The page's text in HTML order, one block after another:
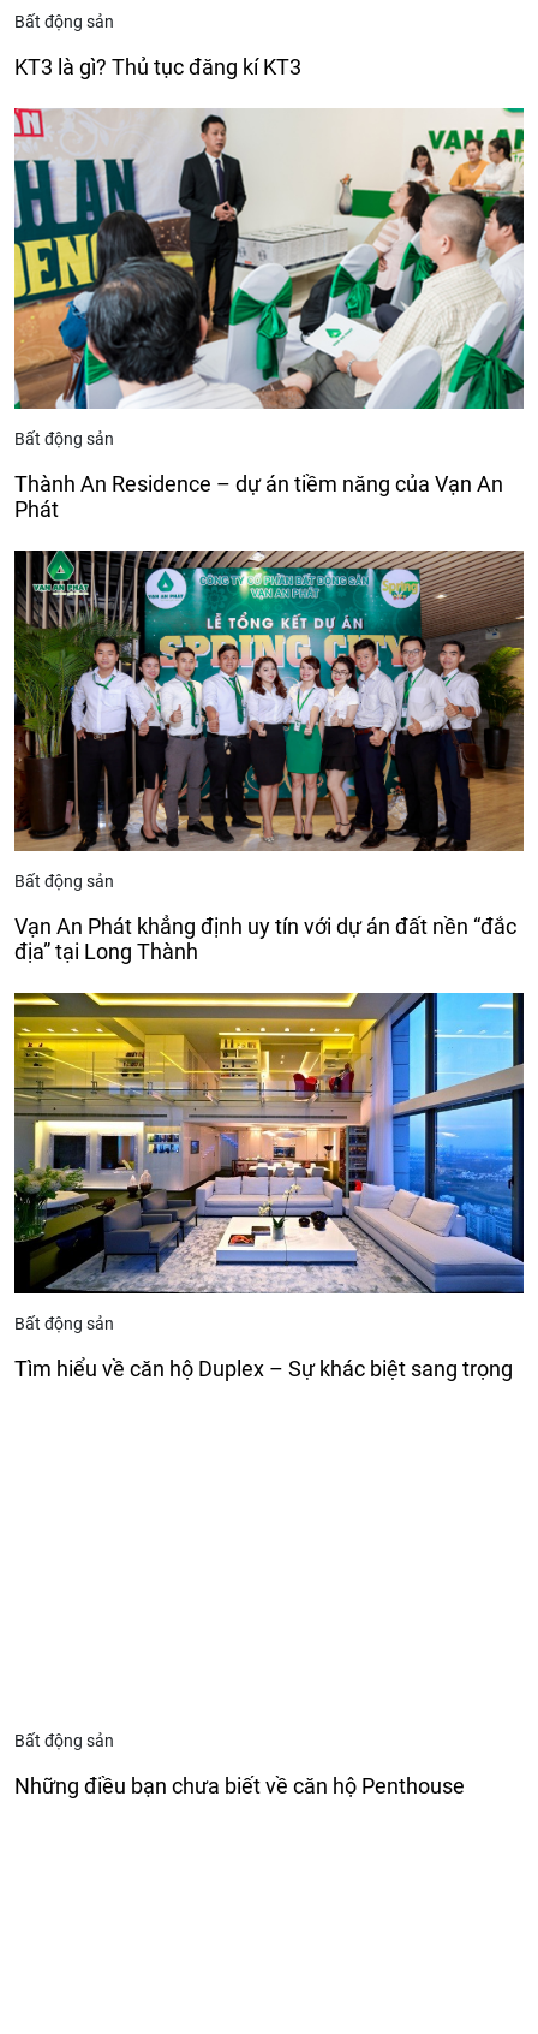
Bất động sản
KT3 là gì? Thủ tục đăng kí KT3
Bất động sản
Thành An Residence – dự án tiềm năng của Vạn An
Phát
Bất động sản
Vạn An Phát khẳng định uy tín với dự án đất nền “đắc
địa” tại Long Thành
Bất động sản
Tìm hiểu về căn hộ Duplex – Sự khác biệt sang trọng
Bất động sản
Những điều bạn chưa biết về căn hộ Penthouse